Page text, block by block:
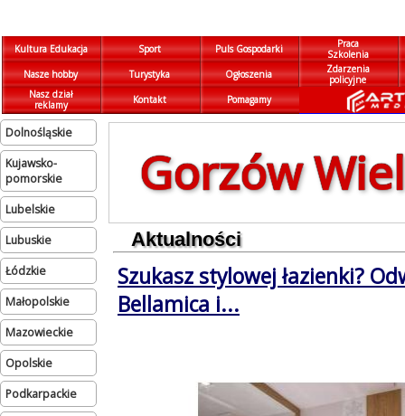
Kultura Edukacja Sport Puls Gospodarki
Praca
Szkolenia
Nasze hobby
Turystyka Ogłoszenia
Zdarzenia
policyjne
Nasz dział
reklamy
Kontakt Pomagamy
dolnośląskie
kujawsko-
pomorskie
lubelskie
lubuskie
łódzkie
małopolskie
mazowieckie
opolskie
podkarpackie
Gorzów
Aktualności
Szukasz stylowej łazienki?
Bellamica i...